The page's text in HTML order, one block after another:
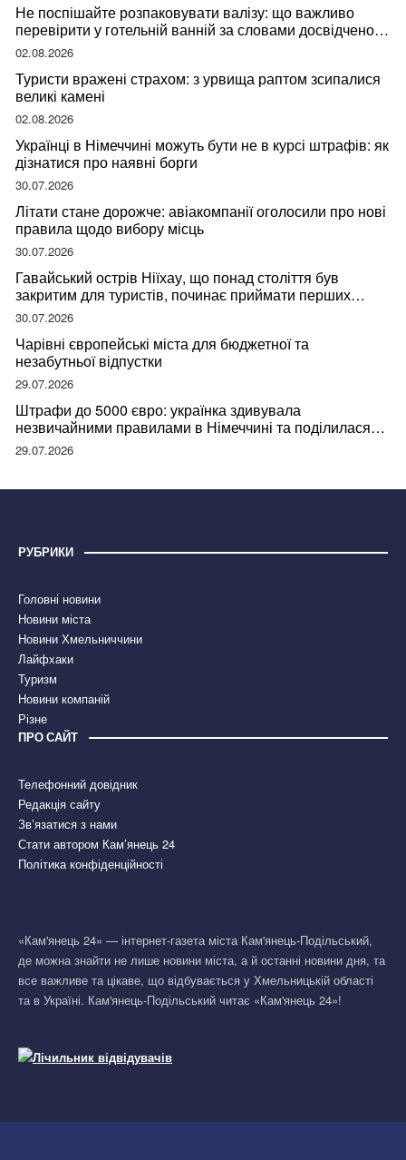
Не поспішайте розпаковувати валізу: що важливо
перевірити у готельній ванній за словами досвідченої
мандрівниці
02.08.2026
Туристи вражені страхом: з урвища раптом зсипалися
великі камені
02.08.2026
Українці в Німеччині можуть бути не в курсі штрафів: як
дізнатися про наявні борги
30.07.2026
Літати стане дорожче: авіакомпанії оголосили про нові
правила щодо вибору місць
30.07.2026
Гавайський острів Ніїхау, що понад століття був
закритим для туристів, починає приймати перших
відвідувачів
30.07.2026
Чарівні європейські міста для бюджетної та
незабутньої відпустки
29.07.2026
Штрафи до 5000 євро: українка здивувала
незвичайними правилами в Німеччині та поділилася
правдою
29.07.2026
РУБРИКИ
Головні новини
Новини міста
Новини Хмельниччини
Лайфхаки
Туризм
Новини компаній
Різне
ПРО САЙТ
Телефонний довідник
Редакція сайту
Зв’язатися з нами
Стати автором Кам’янець 24
Політика конфіденційності
«Кам'янець 24» — інтернет-газета міста Кам'янець-Подільський,
де можна знайти не лише новини міста, а й останні новини дня, та
все важливе та цікаве, що відбувається у Хмельницькій області
та в Україні. Кам'янець-Подільський читає «Кам'янець 24»!